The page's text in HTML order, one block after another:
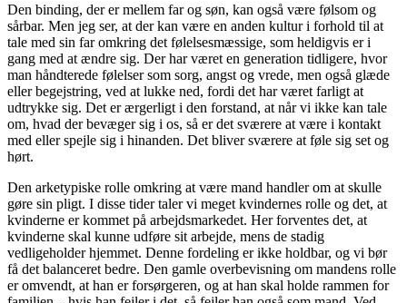
Den binding, der er mellem far og søn, kan også være følsom og
sårbar. Men jeg ser, at der kan være en anden kultur i forhold til at
tale med sin far omkring det følelsesmæssige, som heldigvis er i
gang med at ændre sig. Der har været en generation tidligere, hvor
man håndterede følelser som sorg, angst og vrede, men også glæde
eller begejstring, ved at lukke ned, fordi det har været farligt at
udtrykke sig. Det er ærgerligt i den forstand, at når vi ikke kan tale
om, hvad der bevæger sig i os, så er det sværere at være i kontakt
med eller spejle sig i hinanden. Det bliver sværere at føle sig set og
hørt.
Den arketypiske rolle omkring at være mand handler om at skulle
gøre sin pligt. I disse tider taler vi meget kvindernes rolle og det, at
kvinderne er kommet på arbejdsmarkedet. Her forventes det, at
kvinderne skal kunne udføre sit arbejde, mens de stadig
vedligeholder hjemmet. Denne fordeling er ikke holdbar, og vi bør
få det balanceret bedre. Den gamle overbevisning om mandens rolle
er omvendt, at han er forsørgeren, og at han skal holde rammen for